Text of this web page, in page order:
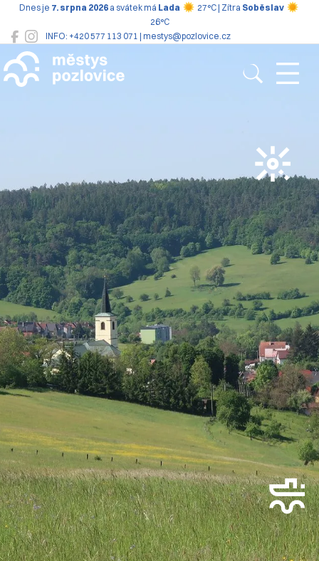
INFO: +420 577 113 071 | mestys@pozlovice.cz
Dnes je 7. srpna 2026 a svátek má Lada 27°C | Zítra Soběslav
26°C
Pozlovice